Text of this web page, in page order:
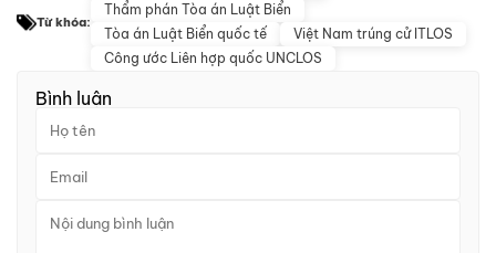
Từ khóa:
Thẩm phán Tòa án Luật Biển
Tòa án Luật Biển quốc tế
Việt Nam trúng cử ITLOS
Công ước Liên hợp quốc UNCLOS
Bình luận